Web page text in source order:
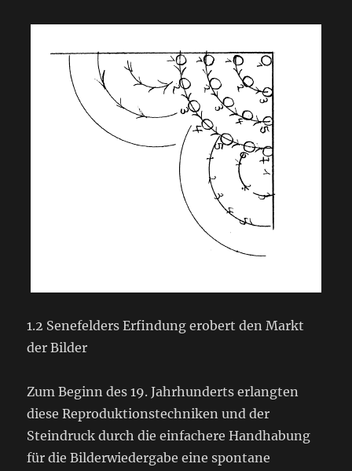
1.2 Senefelders Erfindung erobert den Markt
der Bilder
Zum Beginn des 19. Jahrhunderts erlangten
diese Reproduktionstechniken und der
Steindruck durch die einfachere Handhabung
für die Bilderwiedergabe eine spontane